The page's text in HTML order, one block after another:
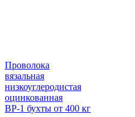
Проволока
вязальная
низкоуглеродистая
оцинкованная
ВР-1 бухты от 400 кг